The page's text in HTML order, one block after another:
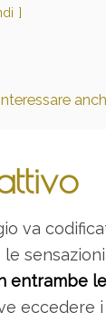
va
sensazioni
entrambe
eccedere